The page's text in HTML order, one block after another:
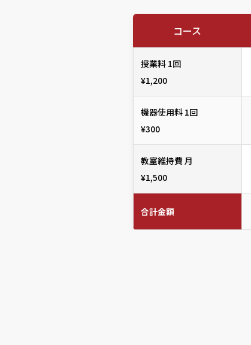
コース
授業料 1回
¥1,200
機器使用料 1回
¥300
教室維持費 月
¥1,500
合計金額